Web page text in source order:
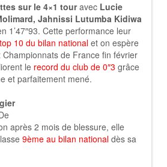
sur le 4×1 touravec Lucie
Jahnissi Lutumba Kidiwa
1’47″93. Cette performance leur
top 10 du bilan national et on espère
de France fin février
le record du club de 0″3 grâce
et parfaitement mené.
après 2 mois de blessure, elle
9ème au bilan national dès sa